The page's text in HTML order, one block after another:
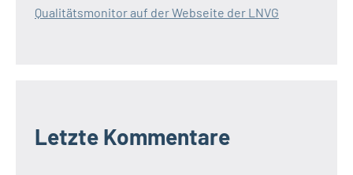
Qualitätsmonitor auf der Webseite der LNVG
Letzte Kommentare